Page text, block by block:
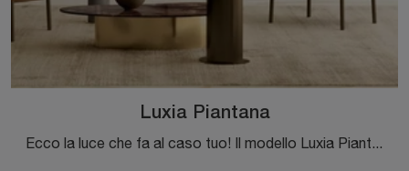
Luxia Piantana
Ecco la luce che fa al caso tuo! Il modello Luxia Piantana è una tra le nostre lampade da terra di Bontempi.